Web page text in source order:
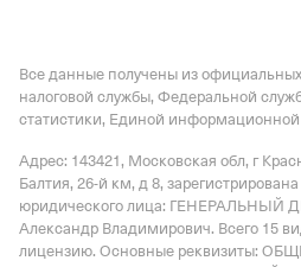
Все данные получены из
налоговой службы, Федеральной
статистики, Единой
Адрес: 143421, Московская обл, г
Балтия, 26-й км, д 8,
юридического лица: ГЕНЕРАЛЬНЫЙ
Александр Владимирович. Всего 15
лицензию. Основные реквизиты: